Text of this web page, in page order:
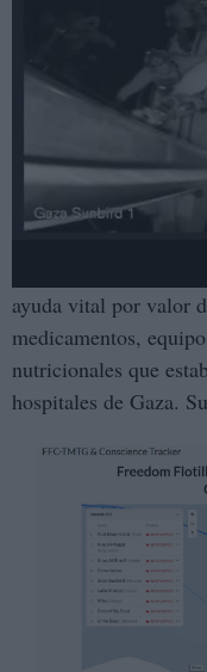
Las fuentes hasta
desarmada a bordo,
ayuda vital por valor
medicamentos,
nutricionales que
hospitales de Gaza.